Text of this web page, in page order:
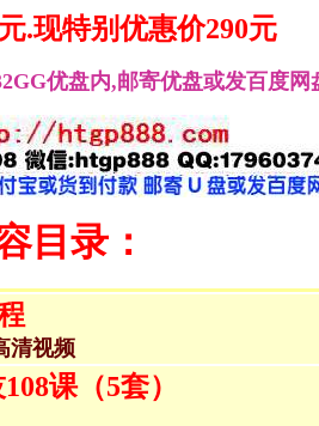
.现特别优惠价290元
优盘内,邮寄优盘或发百度网
目录：
清视频
课（5套）